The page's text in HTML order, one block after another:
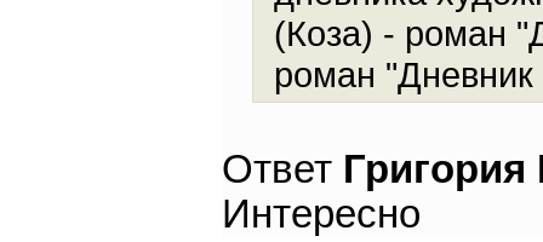
(Коза) - роман
роман "Дневник
Ответ
Интересно